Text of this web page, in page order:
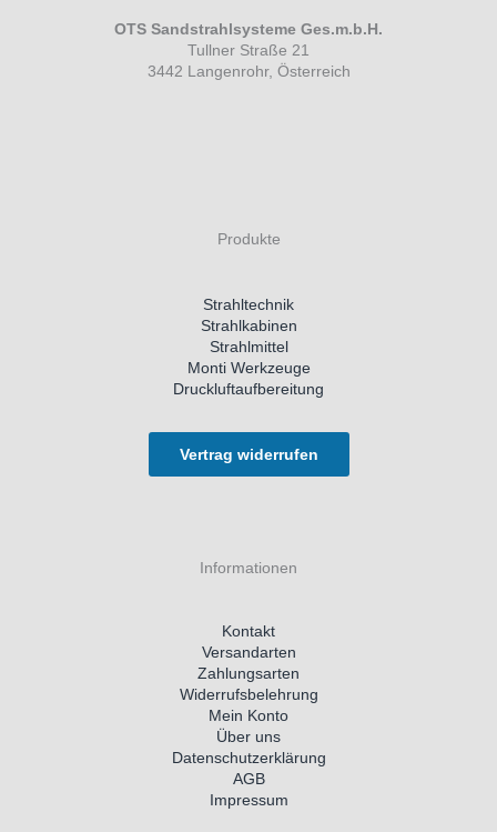
OTS Sandstrahlsysteme Ges.m.b.H.
Tullner Straße 21
3442 Langenrohr, Österreich
Produkte
Strahltechnik
Strahlkabinen
Strahlmittel
Monti Werkzeuge
Druckluftaufbereitung
Vertrag widerrufen
Informationen
Kontakt
Versandarten
Zahlungsarten
Widerrufsbelehrung
Mein Konto
Über uns
Datenschutzerklärung
AGB
Impressum